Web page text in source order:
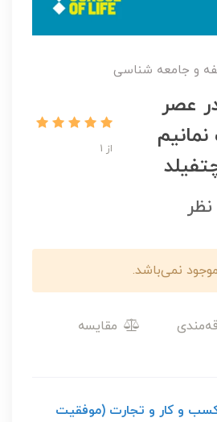
و جامعه شناسی
عصر
از 1
نمی‌باشد.
مقایسه
و کار و تجارت (موفقیت